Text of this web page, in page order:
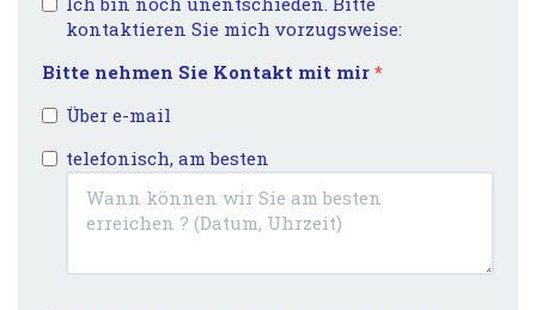
kontaktieren Sie mich vorzugsweise:
Bitte nehmen Sie Kontakt mit mir *
Über e-mail
telefonisch, am besten